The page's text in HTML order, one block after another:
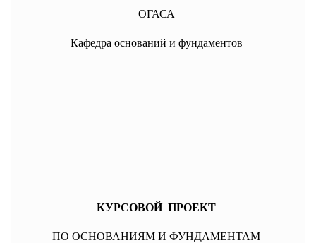
ОГАСА
Кафедра оснований и фундаментов
КУРСОВОЙ ПРОЕКТ
ПО ОСНОВАНИЯМ И ФУНДАМЕНТАМ